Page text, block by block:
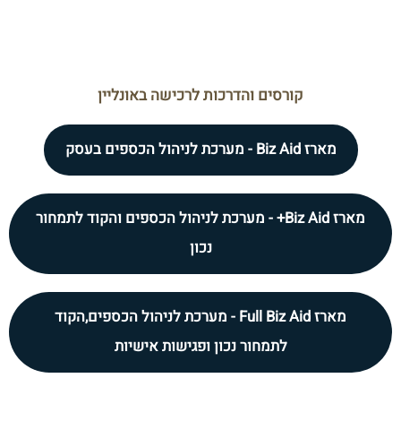
קורסים והדרכות לרכישה באונליין
מארז Biz Aid - מערכת לניהול הכספים בעסק
מארז Biz Aid+ - מערכת לניהול הכספים והקוד לתמחור
נכון
מארז Full Biz Aid - מערכת לניהול הכספים,הקוד
לתמחור נכון ופגישות אישיות